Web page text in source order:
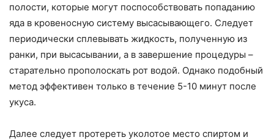
полости, которые могут поспособствовать попаданию
яда в кровеносную систему высасывающего. Следует
периодически сплевывать жидкость, полученную из
ранки, при высасывании, а в завершение процедуры –
старательно прополоскать рот водой. Однако подобный
метод эффективен только в течение 5-10 минут после
укуса.
Далее следует протереть уколотое место спиртом и